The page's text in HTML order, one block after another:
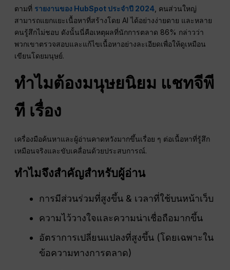
ตามที่ รายงานของ HubSpot ประจำปี 2024, คนส่วนใหญ่
สามารถแยกแยะเนื้อหาที่สร้างโดย AI ได้อย่างง่ายดาย และหลาย
คนรู้สึกไม่ชอบ ดังนั้นนี่คือเหตุผลที่นักการตลาด 86% กล่าวว่า
พวกเขาตรวจสอบและแก้ไขเนื้อหาอย่างละเอียดเพื่อให้ดูเหมือน
เขียนโดยมนุษย์.
ทำไมต้องมนุษยนิยม แชทจีพี
ที เรื่อง
เครื่องมือค้นหาและผู้อ่านคาดหวังมากขึ้นเรื่อย ๆ ต่อเนื้อหาที่รู้สึก
เหมือนจริงและขับเคลื่อนด้วยประสบการณ์.
ทำไมจึงสำคัญสำหรับผู้อ่าน
การมีส่วนร่วมที่สูงขึ้น & เวลาที่ใช้บนหน้าเว็บ
ความไว้วางใจและความน่าเชื่อถือมากขึ้น
อัตราการเปลี่ยนแปลงที่สูงขึ้น (โดยเฉพาะใน
ข้อความทางการตลาด)